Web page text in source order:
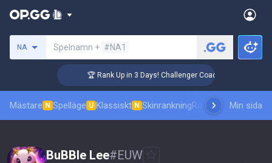
NA Spelnamn + #NA1
🏆 Rank Up in 3 Days! Challenger Coaching
Mästare N Spelläge U Klassiskt N SkinrankningRanking Pro
Min sida
BuBBIe Lee#EUW